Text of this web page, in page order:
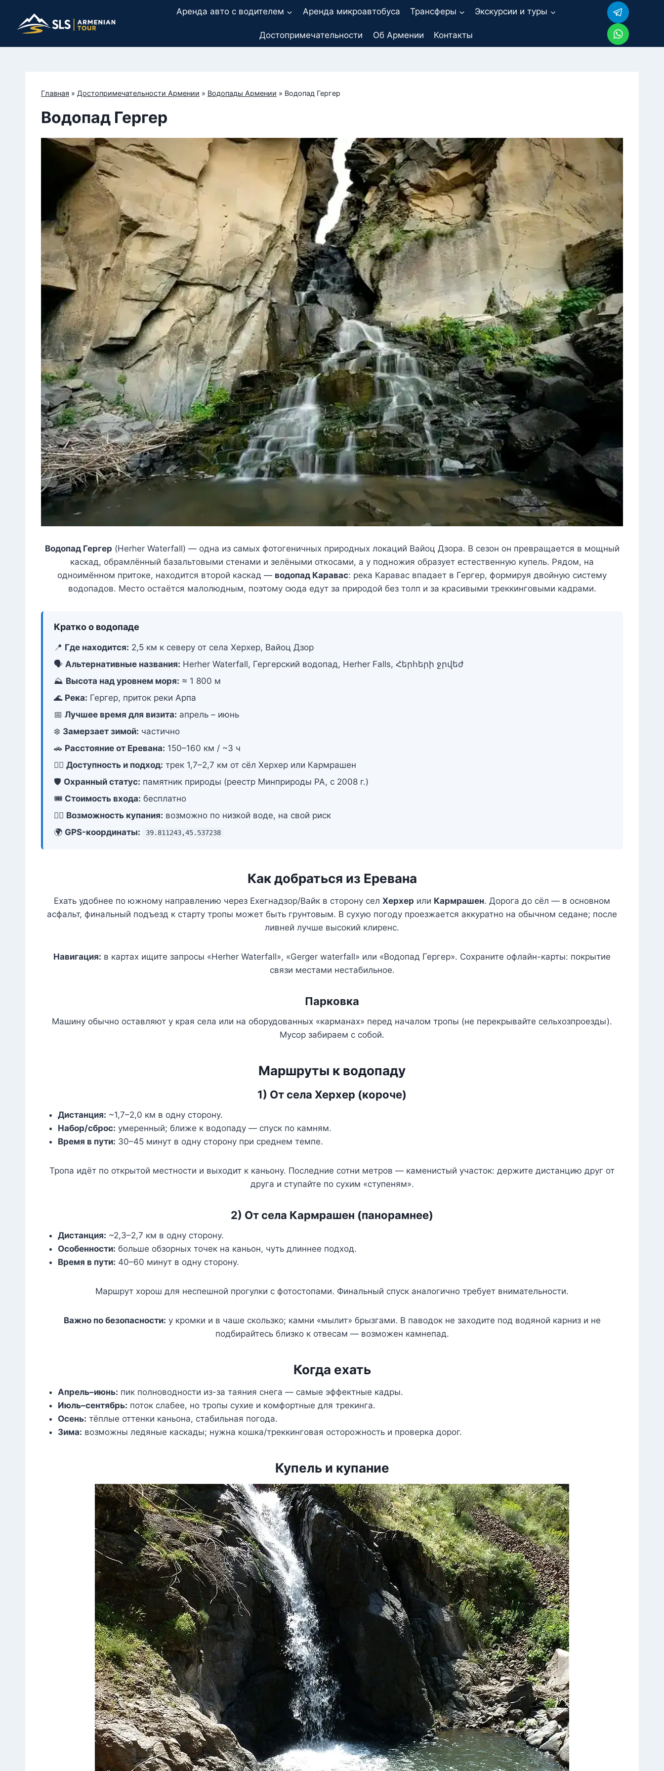
содержимому
Аренда авто с водителем Аренда микроавтобуса Трансферы Экскурсии и туры
Достопримечательности Об Армении Контакты
Главная » Достопримечательности Армении » Водопады Армении » Водопад Гергер
Водопад Гергер
Водопад Гергер (Herher Waterfall) — одна из самых фотогеничных природных локаций Вайоц Дзора. В сезон он превращается в мощный
каскад, обрамлённый базальтовыми стенами и зелёными откосами, а у подножия образует естественную купель. Рядом, на
одноимённом притоке, находится второй каскад — водопад Каравас: река Каравас впадает в Гергер, формируя двойную систему
водопадов. Место остаётся малолюдным, поэтому сюда едут за природой без толп и за красивыми треккинговыми кадрами.
Кратко о водопаде
📍 Где находится: 2,5 км к северу от села Херхер, Вайоц Дзор
🗣️ Альтернативные названия: Herher Waterfall, Гергерский водопад, Herher Falls, Հերհերի ջրվեժ
⛰️ Высота над уровнем моря: ≈ 1 800 м
🌊 Река: Гергер, приток реки Арпа
📅 Лучшее время для визита: апрель – июнь
❄️ Замерзает зимой: частично
🚗 Расстояние от Еревана: 150–160 км / ~3 ч
🚶‍♂️ Доступность и подход: трек 1,7–2,7 км от сёл Херхер или Кармрашен
🛡️ Охранный статус: памятник природы (реестр Минприроды РА, с 2008 г.)
🎟️ Стоимость входа: бесплатно
🏊‍♂️ Возможность купания: возможно по низкой воде, на свой риск
🌍 GPS-координаты: 39.811243,45.537238
Как добраться из Еревана
Ехать удобнее по южному направлению через Ехегнадзор/Вайк в сторону сел Херхер или Кармрашен. Дорога до сёл — в основном
асфальт, финальный подъезд к старту тропы может быть грунтовым. В сухую погоду проезжается аккуратно на обычном седане; после
ливней лучше высокий клиренс.
Навигация: в картах ищите запросы «Herher Waterfall», «Gerger waterfall» или «Водопад Гергер». Сохраните офлайн-карты: покрытие
связи местами нестабильное.
Парковка
Машину обычно оставляют у края села или на оборудованных «карманах» перед началом тропы (не перекрывайте сельхозпроезды).
Мусор забираем с собой.
Маршруты к водопаду
1) От села Херхер (короче)
Дистанция: ~1,7–2,0 км в одну сторону.
Набор/сброс: умеренный; ближе к водопаду — спуск по камням.
Время в пути: 30–45 минут в одну сторону при среднем темпе.
Тропа идёт по открытой местности и выходит к каньону. Последние сотни метров — каменистый участок: держите дистанцию друг от
друга и ступайте по сухим «ступеням».
2) От села Кармрашен (панорамнее)
Дистанция: ~2,3–2,7 км в одну сторону.
Особенности: больше обзорных точек на каньон, чуть длиннее подход.
Время в пути: 40–60 минут в одну сторону.
Маршрут хорош для неспешной прогулки с фотостопами. Финальный спуск аналогично требует внимательности.
Важно по безопасности: у кромки и в чаше скользко; камни «мылит» брызгами. В паводок не заходите под водяной карниз и не
подбирайтесь близко к отвесам — возможен камнепад.
Когда ехать
Апрель–июнь: пик полноводности из-за таяния снега — самые эффектные кадры.
Июль–сентябрь: поток слабее, но тропы сухие и комфортные для трекинга.
Осень: тёплые оттенки каньона, стабильная погода.
Зима: возможны ледяные каскады; нужна кошка/треккинговая осторожность и проверка дорог.
Купель и купание